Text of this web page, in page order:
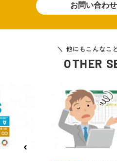
お問い合わ
＼ 他にもこんなこ
OTHER